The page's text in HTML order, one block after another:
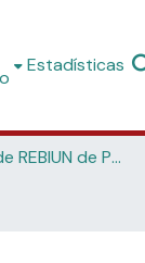
Estadísticas
Workshop de REBIUN de Proyectos Digitales